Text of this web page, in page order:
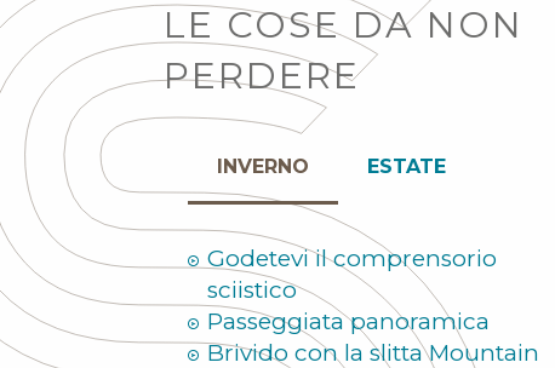
LE COSE DA NON
PERDERE
INVERNO ESTATE
Godetevi il comprensorio
sciistico
Passeggiata panoramica
Brivido con la slitta Mountain